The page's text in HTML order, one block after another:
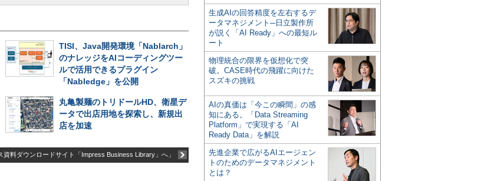
TISI、Java開発環境「Nablarch」
のナレッジをAIコーディングツー
ルで活用できるプラグイン
「Nabledge」を公開
丸亀製麺のトリドールHD、衛星デ
ータで出店用地を探索し、新規出
店を加速
資料ダウンロードサイト「Impress Business Library」へ」
生成AIの回答精度を左右するデ
ータマネジメント─日立製作所
が説く「AI Ready」への最短ル
ート
物理統合の限界を仮想化で突
破。CASE時代の飛躍に向けた
スズキの挑戦
AIの真価は「今この瞬間」の感
知にある。「Data Streaming
Platform」で実現する「AI
Ready Data」を解説
先進企業で広がるAIエージェン
トのためのデータマネジメント
とは？